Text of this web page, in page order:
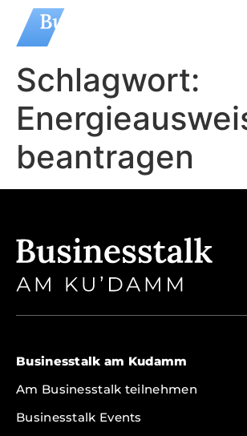
Schlagwort:
beantragen
Businesstalk am Kudamm
Am Businesstalk teilnehmen
Businesstalk Events